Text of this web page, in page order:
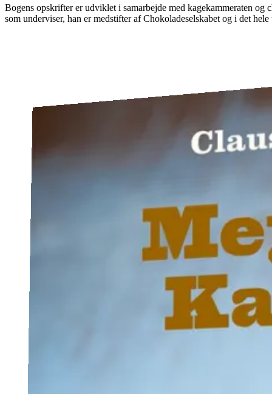
Bogens opskrifter er udviklet i samarbejde med kagekammeraten
som underviser, han er medstifter af Chokoladeselskabet og i det